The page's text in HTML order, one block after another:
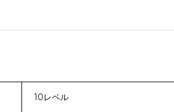
10レベル